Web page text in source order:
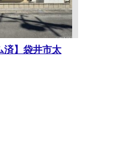
済】袋井市太